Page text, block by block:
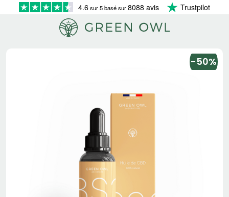
4.6sur 5 basé sur8088 avis Trustpilot
-50%